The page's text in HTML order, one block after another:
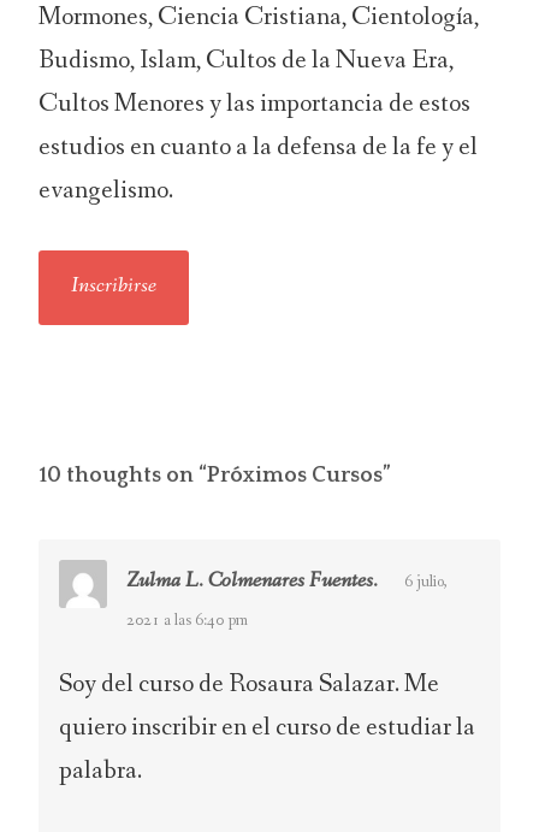
Mormones, Ciencia Cristiana, Cientología,
Budismo, Islam, Cultos de la Nueva Era,
Cultos Menores y las importancia de estos
estudios en cuanto a la defensa de la fe y el
evangelismo.
Inscribirse
10 thoughts on “Próximos Cursos”
Zulma L. Colmenares Fuentes.
6 julio,
2021 a las 6:40 pm
Soy del curso de Rosaura Salazar. Me
quiero inscribir en el curso de estudiar la
palabra.